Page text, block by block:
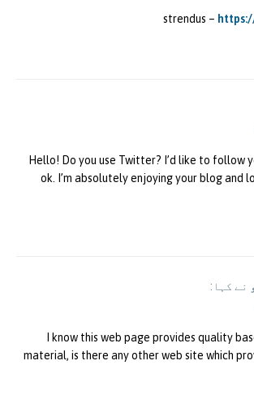
strendus –
Hello! Do you use Twitter? I’d like to follow
ok. I’m absolutely enjoying your blog and
نے کہا:
I know this web page provides quality
material, is there any other web site which